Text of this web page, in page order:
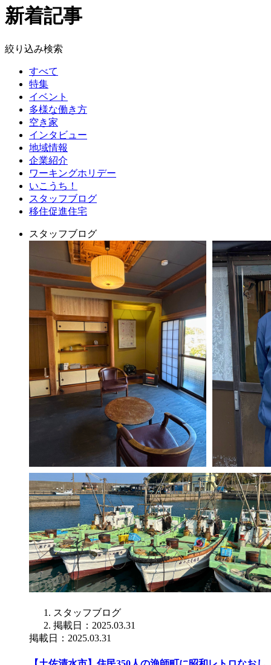
新着記事
絞り込み検索
すべて
特集
イベント
多様な働き方
空き家
インタビュー
地域情報
企業紹介
ワーキングホリデー
いこうち！
スタッフブログ
移住促進住宅
スタッフブログ
スタッフブログ
掲載日：2025.03.31
掲載日：2025.03.31